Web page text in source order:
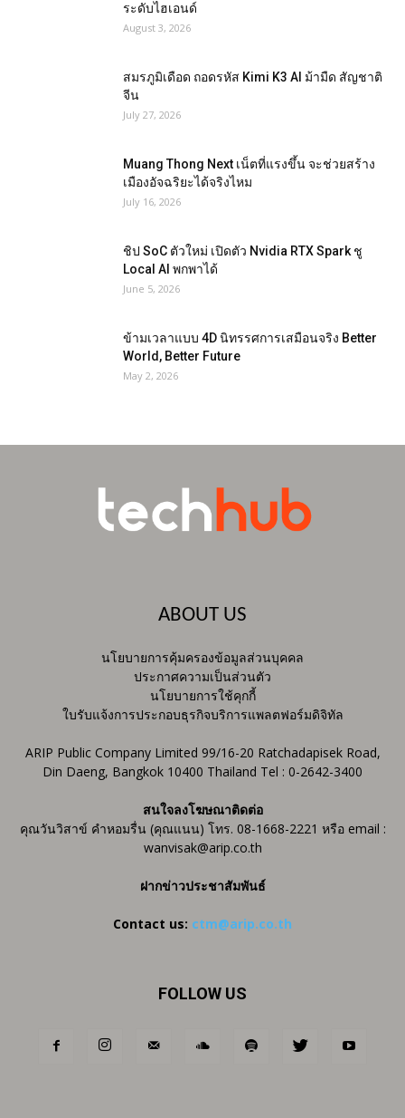
ระดับไฮเอนด์
August 3, 2026
สมรภูมิเดือด ถอดรหัส Kimi K3 AI ม้ามืด สัญชาติ
จีน
July 27, 2026
Muang Thong Next เน็ตที่แรงขึ้น จะช่วยสร้าง
เมืองอัจฉริยะได้จริงไหม
July 16, 2026
ชิป SoC ตัวใหม่ เปิดตัว Nvidia RTX Spark ชู
Local AI พกพาได้
June 5, 2026
ข้ามเวลาแบบ 4D นิทรรศการเสมือนจริง Better
World, Better Future
May 2, 2026
ABOUT US
นโยบายการคุ้มครองข้อมูลส่วนบุคคล
ประกาศความเป็นส่วนตัว
นโยบายการใช้คุกกี้
ใบรับแจ้งการประกอบธุรกิจบริการแพลตฟอร์มดิจิทัล
ARIP Public Company Limited 99/16-20 Ratchadapisek Road,
Din Daeng, Bangkok 10400 Thailand Tel : 0-2642-3400
สนใจลงโฆษณาติดต่อ
คุณวันวิสาข์ คำหอมรื่น (คุณแนน) โทร. 08-1668-2221 หรือ email :
wanvisak@arip.co.th
ฝากข่าวประชาสัมพันธ์
Contact us: ctm@arip.co.th
FOLLOW US